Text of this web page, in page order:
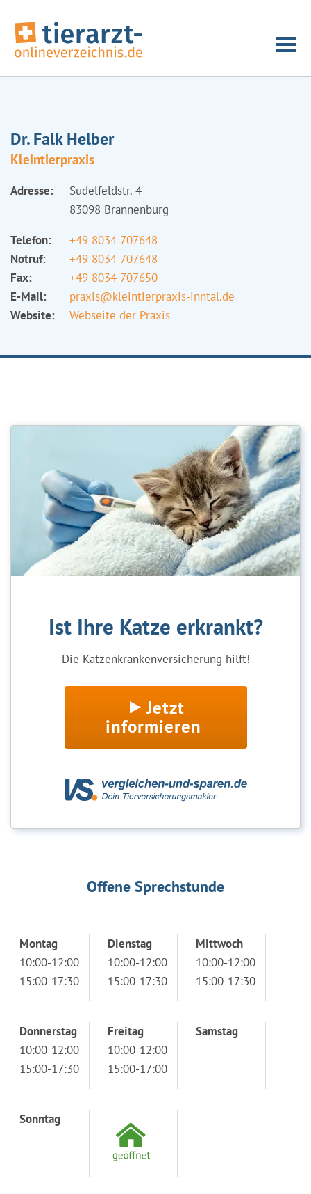
Dr. Falk Helber
Kleintierpraxis
Adresse:
Sudelfeldstr. 4
83098 Brannenburg
Telefon:
+49 8034 707648
Notruf:
+49 8034 707648
Fax:
+49 8034 707650
E-Mail:
praxis@kleintierpraxis-inntal.de
Website:
Webseite der Praxis
Ist Ihre Katze erkrankt?
Die Katzenkrankenversicherung hilft!
Jetzt
informieren
Offene Sprechstunde
Montag
10:00-12:00
15:00-17:30
Dienstag
10:00-12:00
15:00-17:30
Mittwoch
10:00-12:00
15:00-17:30
Donnerstag
10:00-12:00
15:00-17:30
Freitag
10:00-12:00
15:00-17:00
Samstag
Sonntag